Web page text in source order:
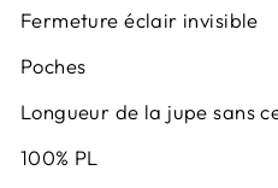
Fermeture éclair invisible
Poches
Longueur de la jupe sans
100% PL